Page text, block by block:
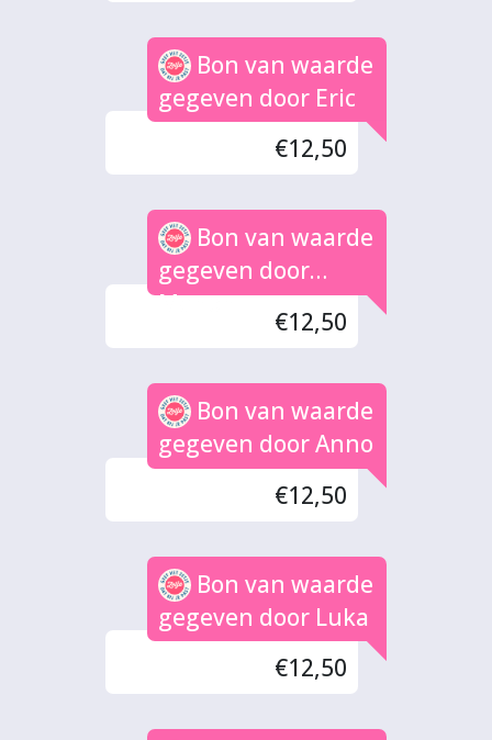
Bon van waarde
gegeven door Eric
€12,50
Bon van waarde
gegeven door
Manon
€12,50
Bon van waarde
gegeven door Anno
€12,50
Bon van waarde
gegeven door Luka
€12,50